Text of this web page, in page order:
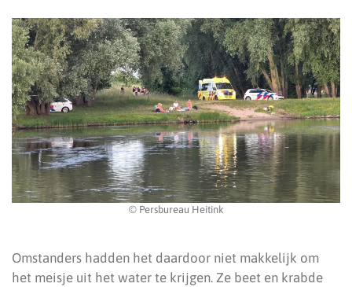
© Persbureau Heitink
Omstanders hadden het daardoor niet makkelijk om
het meisje uit het water te krijgen. Ze beet en krabde